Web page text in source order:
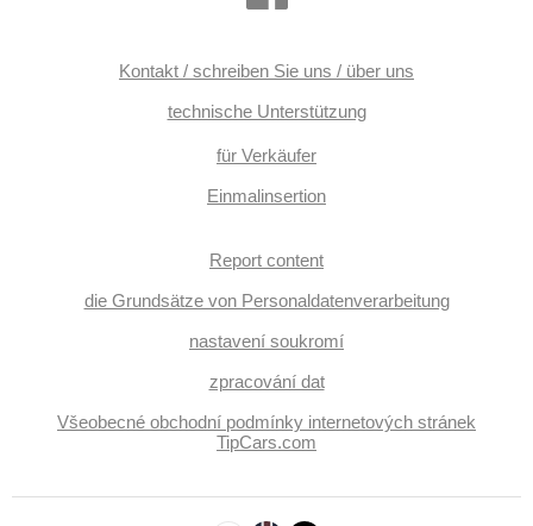
Kontakt / schreiben Sie uns / über uns
technische Unterstützung
für Verkäufer
Einmalinsertion
Report content
die Grundsätze von Personaldatenverarbeitung
nastavení soukromí
zpracování dat
Všeobecné obchodní podmínky internetových stránek
TipCars.com